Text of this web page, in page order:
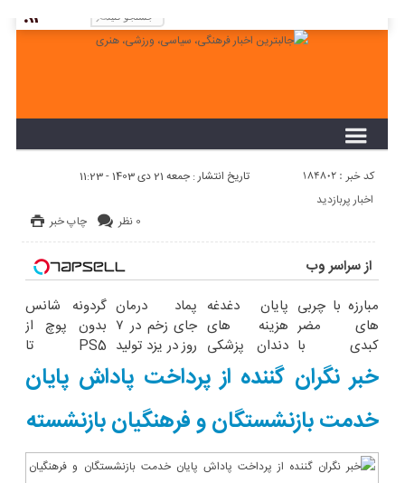
برويد و منوي خود را ايجاد كنيد!
کد خبر : 184802 تاریخ انتشار : جمعه 21 دی 1403 - 11:23
چاپ خبر 0 نظر
اخبار پربازدید
از سراسر وب
مبارزه با چربی
های مضر
کبدی با
دمنوش گیاهی
پاکسازی
کبد(تخفیف تا
امشب)
پایان دغدغه
هزینه های
دندان پزشکی
با پک سفید
کننده خانگی
پماد درمان
جای زخم در ۷
روز در یزد تولید
شد! (مشاوره
بگیرید)
گردونه شانس
بدون پوچ از
PS5 تا
آیفون17 و بیت
کوین
خبر نگران گننده از پرداخت پاداش پایان
خدمت بازنشستگان و فرهنگیان بازنشسته